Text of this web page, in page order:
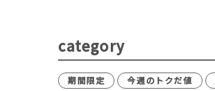
category
期間限定 今週のトクだ値